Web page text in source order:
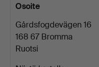
Osoite
Gårdsfogdevägen 16
168 67 Bromma
Ruotsi